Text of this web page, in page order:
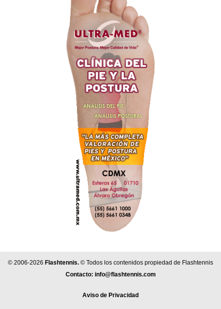
© 2006-2026 Flashtennis. © Todos los contenidos propiedad de Flashtennis
Contacto: info@flashtennis.com
Aviso de Privacidad